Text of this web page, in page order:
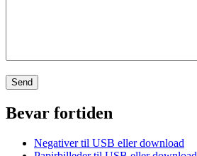
Bevar fortiden
Negativer til USB eller download